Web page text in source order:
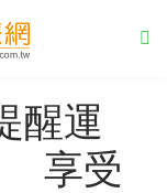
醒運
享受